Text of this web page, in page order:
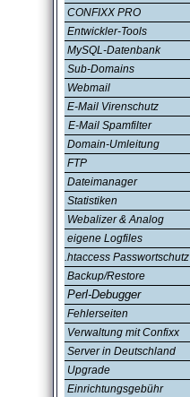
CONFIXX PRO
Entwickler-Tools
MySQL-Datenbank
Sub-Domains
Webmail
E-Mail Virenschutz
E-Mail Spamfilter
Domain-Umleitung
FTP
Dateimanager
Statistiken
Webalizer & Analog
eigene Logfiles
.htaccess Passwortschutz
Backup/Restore
Perl-Debugger
Fehlerseiten
Verwaltung mit Confixx
Server in Deutschland
Upgrade
Einrichtungsgebühr